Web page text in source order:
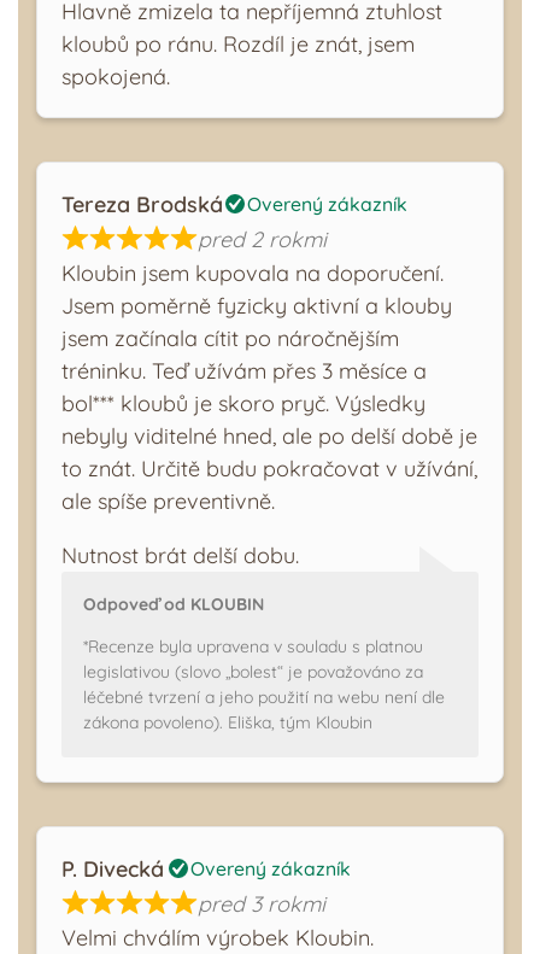
Hlavně zmizela ta nepříjemná ztuhlost
kloubů po ránu. Rozdíl je znát, jsem
spokojená.
pred 2 rokmi
Kloubin jsem kupovala na doporučení.
Jsem poměrně fyzicky aktivní a klouby
jsem začínala cítit po náročnějším
tréninku. Teď užívám přes 3 měsíce a
bol*** kloubů je skoro pryč. Výsledky
nebyly viditelné hned, ale po delší době je
to znát. Určitě budu pokračovat v užívání,
ale spíše preventivně.
Nutnost brát delší dobu.
Tereza Brodská Overený zákazník
Odpoveď od KLOUBIN
*Recenze byla upravena v souladu s platnou
legislativou (slovo „bolest“ je považováno za
léčebné tvrzení a jeho použití na webu není dle
zákona povoleno). Eliška, tým Kloubin
pred 3 rokmi
Velmi chválím výrobek Kloubin.
P. Divecká Overený zákazník